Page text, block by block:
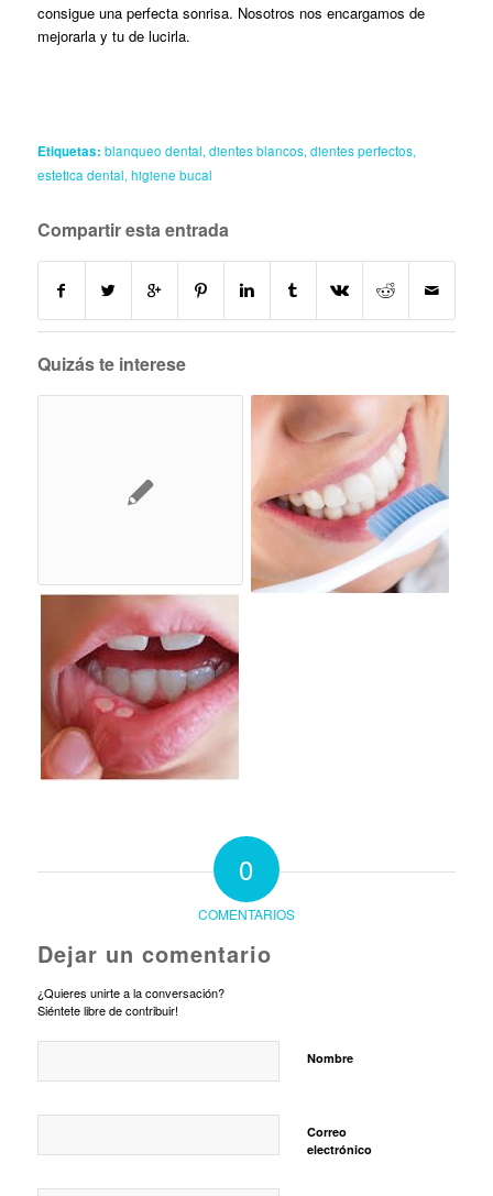
consigue una perfecta sonrisa. Nosotros nos encargamos de
mejorarla y tu de lucirla.
Etiquetas: blanqueo dental,dientes blancos,dientes perfectos,
estetica dental,higiene bucal
Compartir esta entrada
Quizás te interese
0
COMENTARIOS
Dejar un comentario
¿Quieres unirte a la conversación?
Siéntete libre de contribuir!
Nombre
Correo
electrónico